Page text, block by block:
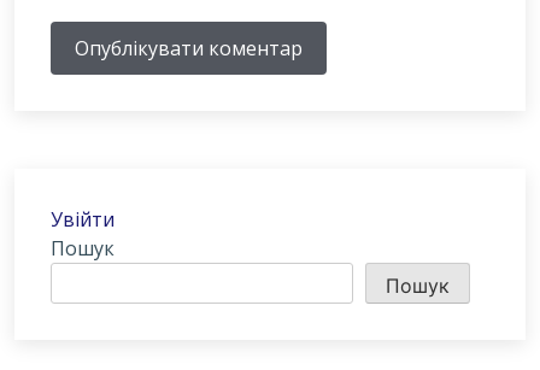
Опублікувати коментар
Увійти
Пошук
Пошук